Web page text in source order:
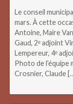
Le conseil
mars. À cette
Antoine, Maire
Gaud, 2ᵉ adjoint
Lempereur, 4ᵉ
Photo de l’équipe
Crosnier, Claude